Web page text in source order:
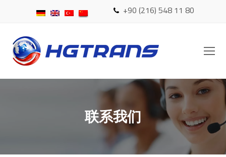
+90 (216) 548 11 80
联系我们